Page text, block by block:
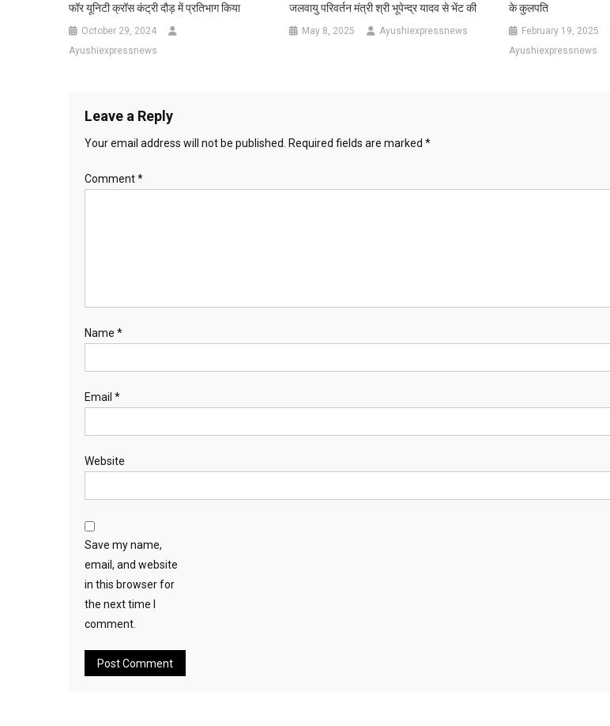
फॉर यूनिटी क्रॉस कंट्री दौड़ में प्रतिभाग किया
October 29, 2024
Ayushiexpressnews
जलवायु परिवर्तन मंत्री श्री भूपेन्द्र यादव से भेंट की
May 8, 2025 Ayushiexpressnews
के कुलपति
February 19, 2025
Ayushiexpressnews
Leave a Reply
Your email address will not be published. Required fields are marked *
Comment*
Name *
Email *
Website
Save my name,
email, and website
in this browser for
the next time I
comment.